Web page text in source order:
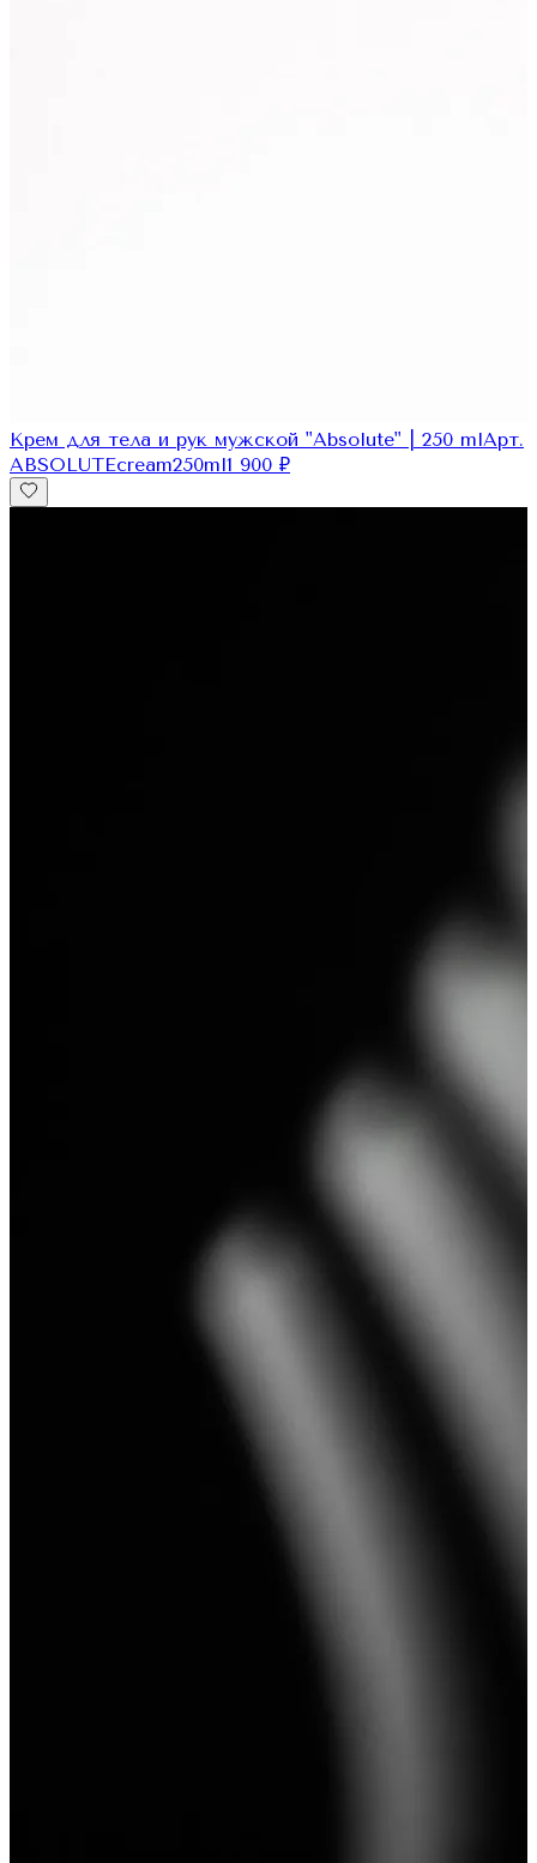
Крем для тела и рук мужской "Absolute" | 250 mlАрт.
ABSOLUTEcream250ml1 900 ₽